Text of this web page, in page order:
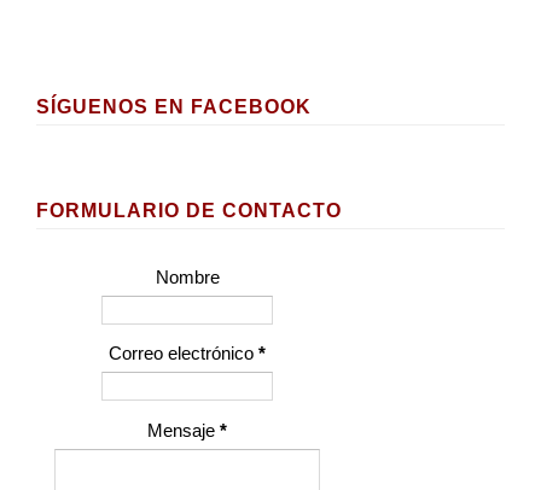
SÍGUENOS EN FACEBOOK
FORMULARIO DE CONTACTO
Nombre
Correo electrónico *
Mensaje *